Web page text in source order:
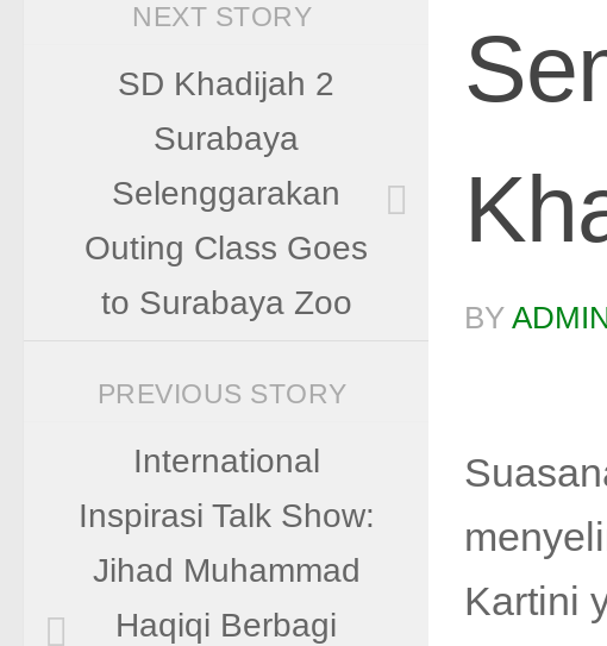
BY
Kartini
NEXT STORY
SD Khadijah 2
Surabaya
Selenggarakan
Outing Class Goes
to Surabaya Zoo
PREVIOUS STORY
International
Inspirasi Talk Show:
Jihad Muhammad
Haqiqi Berbagi